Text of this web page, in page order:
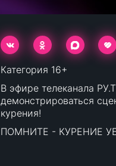
Категория 16+
В эфире телеканала
демонстрироваться
курения!
ПОМНИТЕ - КУРЕНИЕ